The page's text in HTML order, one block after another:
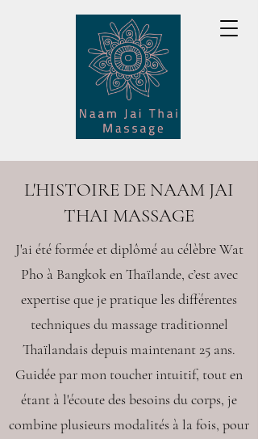
L'HISTOIRE DE NAAM JAI
THAI MASSAGE
J'ai été formée et diplômé au célèbre Wat
Pho à Bangkok en Thaïlande, c’est avec
expertise que je pratique les différentes
techniques du massage traditionnel
Thaïlandais depuis maintenant 25 ans.
Guidée par mon toucher intuitif, tout en
étant à l'écoute des besoins du corps, je
combine plusieurs modalités à la fois, pour